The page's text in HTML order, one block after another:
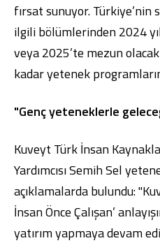
fırsat sunuyor.
ilgili bölümlerinden 2024
veya 2025’te mezun
kadar yetenek
"Genç yeteneklerle
Kuveyt Türk İnsan
Yardımcısı Semih Sel
açıklamalarda bulundu:
İnsan Önce Çalışan’
yatırım yapmaya devam